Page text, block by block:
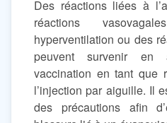
Des réactions liées à
réactions
hyperventilation ou des
peuvent survenir en
vaccination en tant que
l’injection par aiguille. Il
des précautions afin